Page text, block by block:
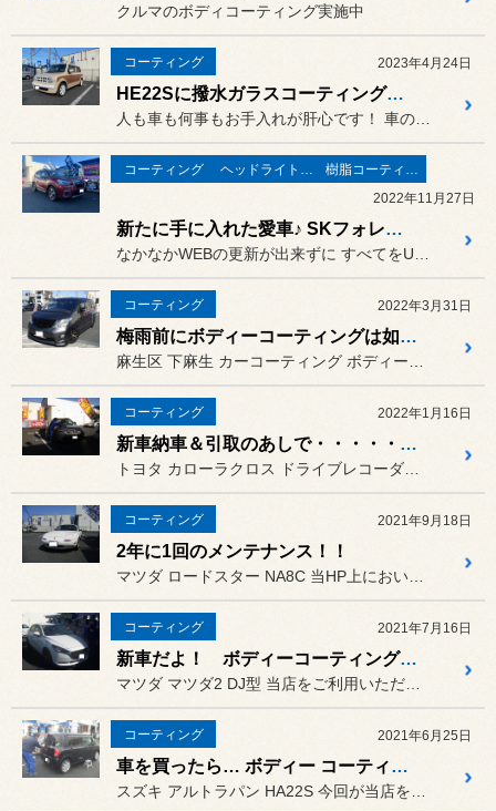
クルマのボディコーティング実施中
コーティング 2023年4月24日
HE22Sに撥水ガラスコーティング施工☆
コーティング
2022年11月27日
新たに手に入れた愛車♪ SKフォレスターのあれこれカスタマイズ最終章‼
コーティング 2022年3月31日
梅雨前にボディーコーティングは如何でしょうか？？
コーティング 2022年1月16日
新車納車＆引取のあしで・・・・・♪ Vol２
コーティング 2021年9月18日
2年に1回のメンテナンス！！
コーティング 2021年7月16日
新車だよ！ ボディーコーティング ！！！！！
コーティング 2021年6月25日
車を買ったら… ボディー コーティング ☆